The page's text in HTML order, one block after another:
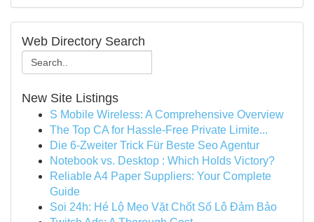
Web Directory Search
New Site Listings
S Mobile Wireless: A Comprehensive Overview
The Top CA for Hassle-Free Private Limite...
Die 6-Zweiter Trick Für Beste Seo Agentur
Notebook vs. Desktop : Which Holds Victory?
Reliable A4 Paper Suppliers: Your Complete
Guide
Soi 24h: Hé Lộ Mẹo Vặt Chốt Số Lô Đảm Bảo